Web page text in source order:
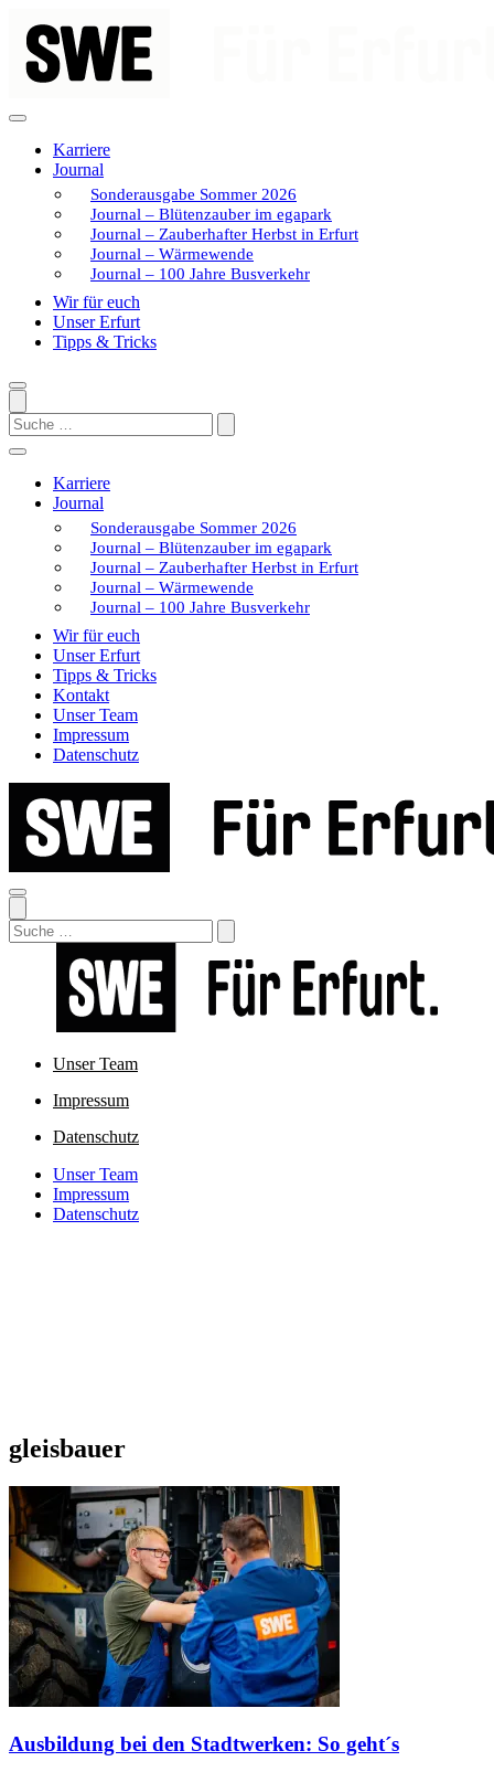
Inhalt
springen
Karriere
Journal
Sonderausgabe Sommer 2026
Journal – Blütenzauber im egapark
Journal – Zauberhafter Herbst in Erfurt
Journal – Wärmewende
Journal – 100 Jahre Busverkehr
Wir für euch
Unser Erfurt
Tipps & Tricks
Search
Karriere
Journal
Sonderausgabe Sommer 2026
Journal – Blütenzauber im egapark
Journal – Zauberhafter Herbst in Erfurt
Journal – Wärmewende
Journal – 100 Jahre Busverkehr
Wir für euch
Unser Erfurt
Tipps & Tricks
Kontakt
Unser Team
Impressum
Datenschutz
Search
Unser Team
Impressum
Datenschutz
Unser Team
Impressum
Datenschutz
gleisbauer
Ausbildung bei den Stadtwerken: So geht´s